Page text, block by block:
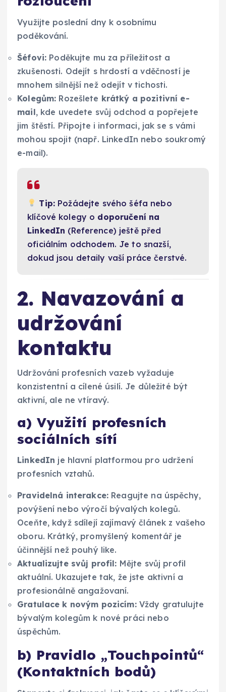
Využijte poslední dny k osobnímu
poděkování.
Šéfovi: Poděkujte mu za příležitost a
zkušenosti. Odejít s hrdostí a vděčností je
mnohem silnější než odejít v tichosti.
Kolegům: Rozešlete krátký a pozitivní e-
mail, kde uvedete svůj odchod a popřejete
jim štěstí. Připojte i informaci, jak se s vámi
mohou spojit (např. LinkedIn nebo soukromý
e-mail).
Tip: Požádejte svého šéfa nebo
klíčové kolegy o doporučení na
LinkedIn (Reference) ještě před
oficiálním odchodem. Je to snazší,
dokud jsou detaily vaší práce čerstvé.
2. Navazování a
udržování
kontaktu
Udržování profesních vazeb vyžaduje
konzistentní a cílené úsilí. Je důležité být
aktivní, ale ne vtíravý.
a) Využití profesních
sociálních sítí
LinkedIn je hlavní platformou pro udržení
profesních vztahů.
Pravidelná interakce: Reagujte na úspěchy,
povýšení nebo výročí bývalých kolegů.
Oceňte, když sdílejí zajímavý článek z vašeho
oboru. Krátký, promyšlený komentář je
účinnější než pouhý like.
Aktualizujte svůj profil: Mějte svůj profil
aktuální. Ukazujete tak, že jste aktivní a
profesionálně angažovaní.
Gratulace k novým pozicím:Vždy gratulujte
bývalým kolegům k nové práci nebo
úspěchům.
b) Pravidlo „Touchpointů“
(Kontaktních bodů)